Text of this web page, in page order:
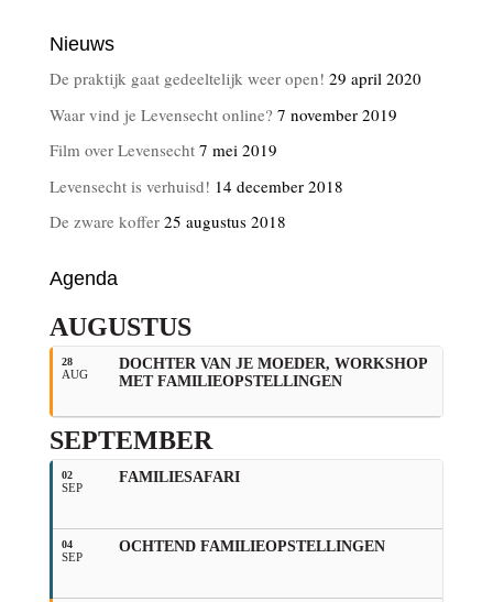
Nieuws
De praktijk gaat gedeeltelijk weer open! 29 april 2020
Waar vind je Levensecht online? 7 november 2019
Film over Levensecht 7 mei 2019
Levensecht is verhuisd! 14 december 2018
De zware koffer 25 augustus 2018
Agenda
AUGUSTUS
28
AUG
DOCHTER VAN JE MOEDER, WORKSHOP
MET FAMILIEOPSTELLINGEN
SEPTEMBER
02
SEP
FAMILIESAFARI
04
SEP
OCHTEND FAMILIEOPSTELLINGEN